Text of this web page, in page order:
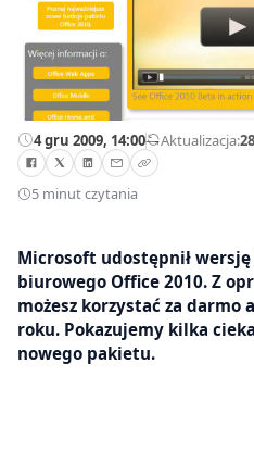
4 gru 2009, 14:00—Aktualizacja:
5 minut czytania
Microsoft udostępnił
biurowego Office 2010. Z
możesz korzystać za darmo
roku. Pokazujemy kilka
nowego pakietu.